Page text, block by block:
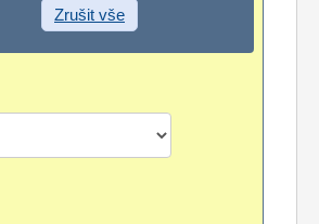
Zrušit vše